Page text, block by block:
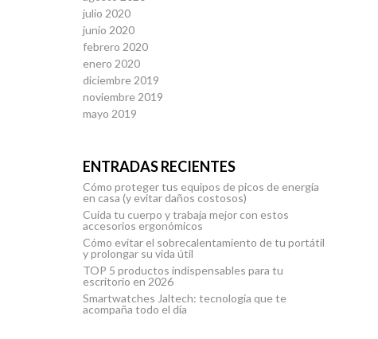
julio 2020
junio 2020
febrero 2020
enero 2020
diciembre 2019
noviembre 2019
mayo 2019
ENTRADAS RECIENTES
Cómo proteger tus equipos de picos de energía
en casa (y evitar daños costosos)
Cuida tu cuerpo y trabaja mejor con estos
accesorios ergonómicos
Cómo evitar el sobrecalentamiento de tu portátil
y prolongar su vida útil
TOP 5 productos indispensables para tu
escritorio en 2026
Smartwatches Jaltech: tecnología que te
acompaña todo el día